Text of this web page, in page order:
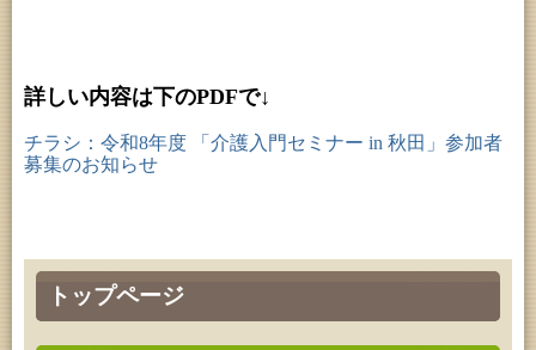
トップページ
詳しい内容は下のPDFで↓
チラシ：令和8年度 「介護入門セミナー in 秋田」参加者
募集のお知らせ